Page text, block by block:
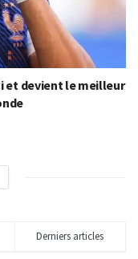
et devient le meilleur
Derniers articles